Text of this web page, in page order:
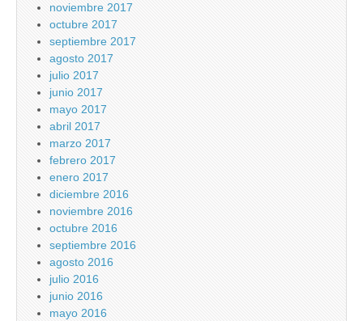
noviembre 2017
octubre 2017
septiembre 2017
agosto 2017
julio 2017
junio 2017
mayo 2017
abril 2017
marzo 2017
febrero 2017
enero 2017
diciembre 2016
noviembre 2016
octubre 2016
septiembre 2016
agosto 2016
julio 2016
junio 2016
mayo 2016